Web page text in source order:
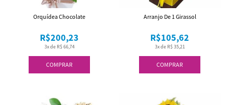
COMPRAR
3x de R$ 66,74
R$200,23
Orquídea Chocolate
COMPRAR
3x de R$ 35,21
R$105,62
Arranjo De 1 Girassol